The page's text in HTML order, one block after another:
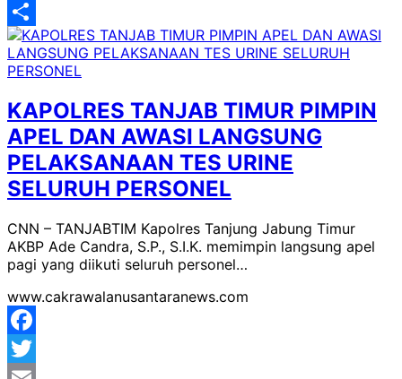
Classroom
Yahoo
Mail
Share
KAPOLRES TANJAB TIMUR PIMPIN
APEL DAN AWASI LANGSUNG
PELAKSANAAN TES URINE
SELURUH PERSONEL
CNN – TANJABTIM Kapolres Tanjung Jabung Timur
AKBP Ade Candra, S.P., S.I.K. memimpin langsung apel
pagi yang diikuti seluruh personel…
www.cakrawalanusantaranews.com
Facebook